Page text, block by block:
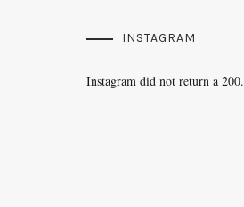
INSTAGRAM
Instagram did not return a 200.